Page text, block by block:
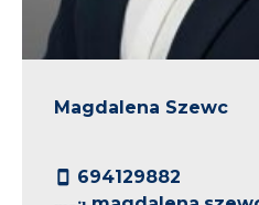
Magdalena Szewc
694129882